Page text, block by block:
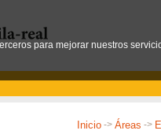
Inicio -> Áreas ->
para mejorar nuestros